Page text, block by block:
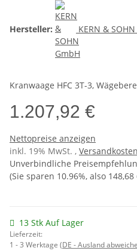
Hersteller: KERN &
Kranwaage HFC 3T-3,
1.207,92 €
Nettopreise anzeigen
inkl. 19% MwSt. ,
Unverbindliche
(Sie sparen 10.96%, also 148,68
13 Stk Auf Lager
Lieferzeit:
1 - 3 Werktage (DE - Ausland